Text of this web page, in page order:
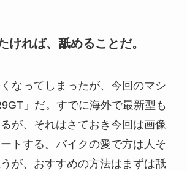
ければ、舐めることだ。
なってしまったが、今回のマシ
」だ。すでに海外で最新型も
が、それはさておき今回は画像
トする。バイクの愛で方は人そ
が、おすすめの方法はまずは舐